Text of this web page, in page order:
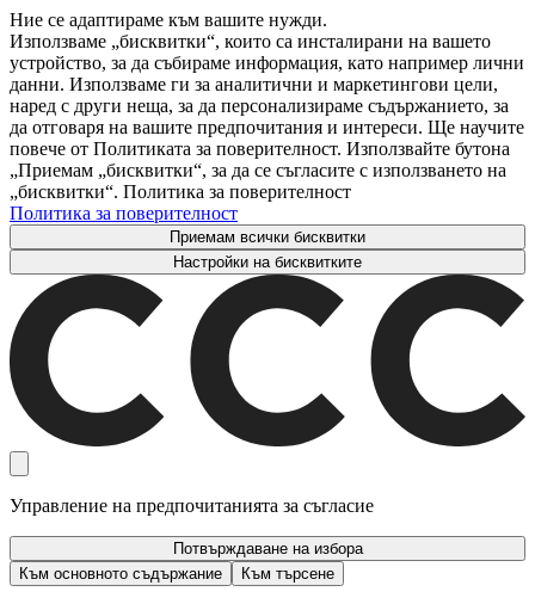
Ние се адаптираме към вашите нужди.
Използваме „бисквитки“, които са инсталирани на вашето
устройство, за да събираме информация, като например лични
данни. Използваме ги за аналитични и маркетингови цели,
наред с други неща, за да персонализираме съдържанието, за
да отговаря на вашите предпочитания и интереси. Ще научите
повече от Политиката за поверителност. Използвайте бутона
„Приемам „бисквитки“, за да се съгласите с използването на
„бисквитки“. Политика за поверителност
Политика за поверителност
Приемам всички бисквитки
Настройки на бисквитките
Управление на предпочитанията за съгласие
Потвърждаване на избора
Към основното съдържание
Към търсене